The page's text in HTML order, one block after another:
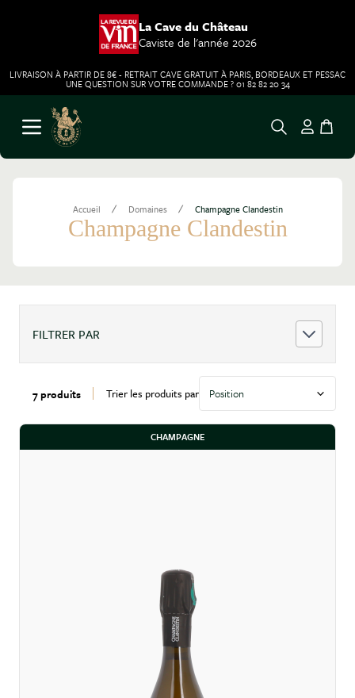
La Cave du Château
Caviste de l'année 2026
LIVRAISON À PARTIR DE 8€ - RETRAIT CAVE GRATUIT À PARIS, BORDEAUX ET PESSAC
UNE QUESTION SUR VOTRE COMMANDE ? 01 82 82 20 34
Aller au contenu
Ouvrir le menu
Accueil / Domaines / Champagne Clandestin
Champagne Clandestin
FILTRER PAR
7 produits Trier les produits par
CHAMPAGNE